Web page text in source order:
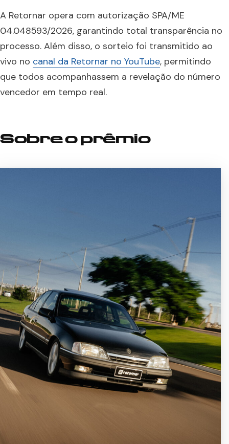
A Retornar opera com autorização SPA/ME
04.048593/2026, garantindo total transparência no
processo. Além disso, o sorteio foi transmitido ao
vivo no canal da Retornar no YouTube, permitindo
que todos acompanhassem a revelação do número
vencedor em tempo real.
Sobre o prêmio